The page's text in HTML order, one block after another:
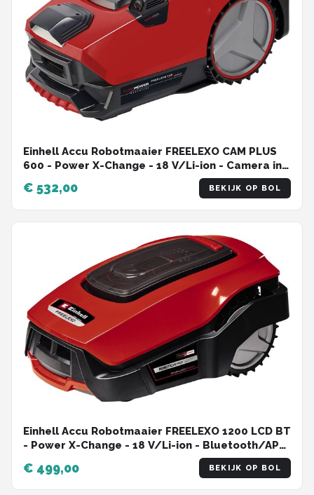
Einhell Accu Robotmaaier FREELEXO CAM PLUS
600 - Power X-Change - 18 V/Li-ion - Camera in
plaats van begrenzingsdraad - Aanbevolen
gazonoppervlakte: tot 600 m² - Maaibreedte 18
cm - Diefstalbeveiliging - Incl. 1x 4.0 Ah Plus Accu
€ 532,00 BEKIJK OP BOL
Einhell Accu Robotmaaier FREELEXO 1200 LCD BT
- Power X-Change - 18 V/Li-ion - Bluetooth/APP-
bediening - Maaibreedte: 18 cm - Aanbevolen
gazonoppervlakte: tot 1200 m² - Incl.
installatieset
€ 499,00 BEKIJK OP BOL